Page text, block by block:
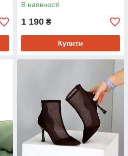
В наявності
1 190 ₴
Купити